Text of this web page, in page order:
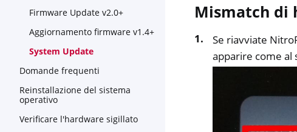
Firmware Update v2.0+
Aggiornamento firmware v1.4+
System Update
Domande frequenti
Reinstallazione del sistema
operativo
Verificare l'hardware sigillato
Mismatch di
Se riavviate
apparire come al